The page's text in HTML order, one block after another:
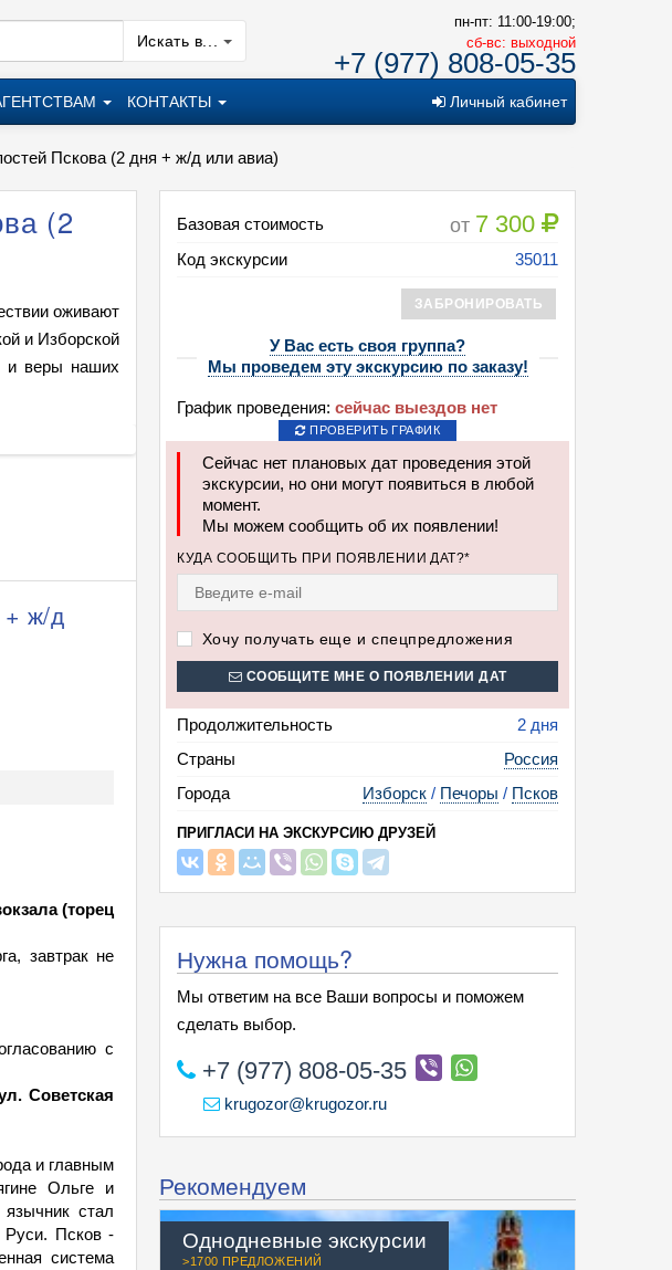
Искать в...
пн-пт: 11:00-19:00;
cб-вс: выходной
+7 (977) 808-05-35
КОНТАКТЫ Личный кабинет
Пскова (2 дня + ж/д или авиа)
Базовая стоимость от 7 300
Код экскурсии 35011
ЗАБРОНИРОВАТЬ
У Вас есть своя группа?
Мы проведем эту экскурсию по заказу!
График проведения: сейчас выездов нет
ПРОВЕРИТЬ ГРАФИК
Сейчас нет плановых дат проведения этой
экскурсии, но они могут появиться в любой
момент.
Мы можем сообщить об их появлении!
КУДА СООБЩИТЬ ПРИ ПОЯВЛЕНИИ ДАТ?*
Хочу получать еще и спецпредложения
СООБЩИТЕ МНЕ О ПОЯВЛЕНИИ ДАТ
Продолжительность
2 дня
Страны
Россия
Города
Изборск / Печоры / Псков
ПРИГЛАСИ НА ЭКСКУРСИЮ ДРУЗЕЙ
(2
оживают
и Изборской
и веры наших
Тур: Были и предания старинных крепостей Пскова (2 дня + ж/д или авиа)
ж/д
(торец
завтрак не
с
Советская
и главным
Ольге и
стал
Руси. Псков -
система
Нужна помощь?
Мы ответим на все Ваши вопросы и поможем
сделать выбор.
+7 (977) 808-05-35
krugozor@krugozor.ru
Рекомендуем
Однодневные экскурсии
>1700 ПРЕДЛОЖЕНИЙ